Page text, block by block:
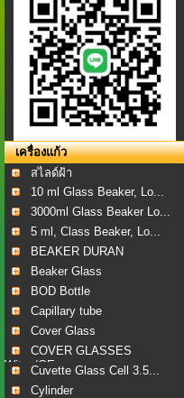
เครื่องแก้ว
สไลด์ฝ้า
10 ml Glass Beaker, Lo...
3000ml Glass Beaker Lo...
5 ml, Class Beaker, Lo...
BEAKER DURAN
Beaker Glass
BOD Bottle
Capillary tube
Cover Glass
COVER GLASSES
Witeg/GE...
Cuvette Glass Cell 3.5...
Cylinder